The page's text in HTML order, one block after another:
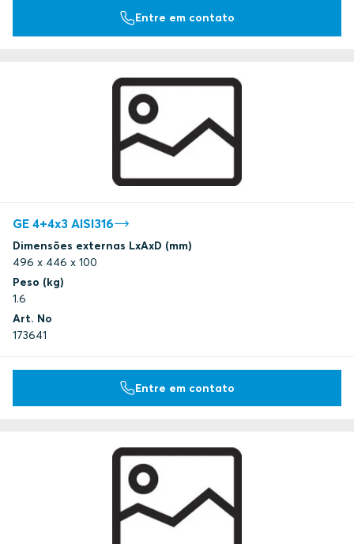
Entre em contato
GE 4+4x3 AISI316
Dimensões externas LxAxD (mm)
496 x 446 x 100
Peso (kg)
1.6
Art. No
173641
Entre em contato